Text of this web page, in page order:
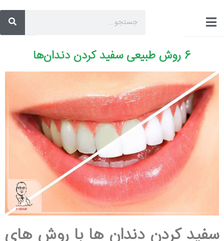
6 روش طبیعی سفید کردن دندان‌ها
سفید کردن دندان ها با روش های